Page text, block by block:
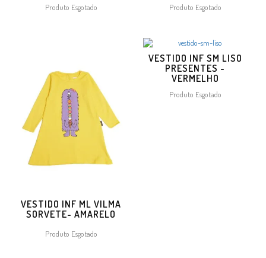
Produto Esgotado Produto Esgotado
VESTIDO INF ML VILMA
SORVETE- AMARELO
Produto Esgotado
VESTIDO INF SM LISO
PRESENTES -
VERMELHO
Produto Esgotado